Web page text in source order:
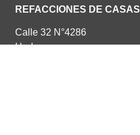
REFACCIONES DE CASAS
Calle 32 N°4286
Hudson